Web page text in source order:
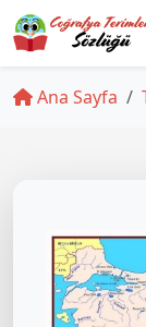
Ana Sayfa